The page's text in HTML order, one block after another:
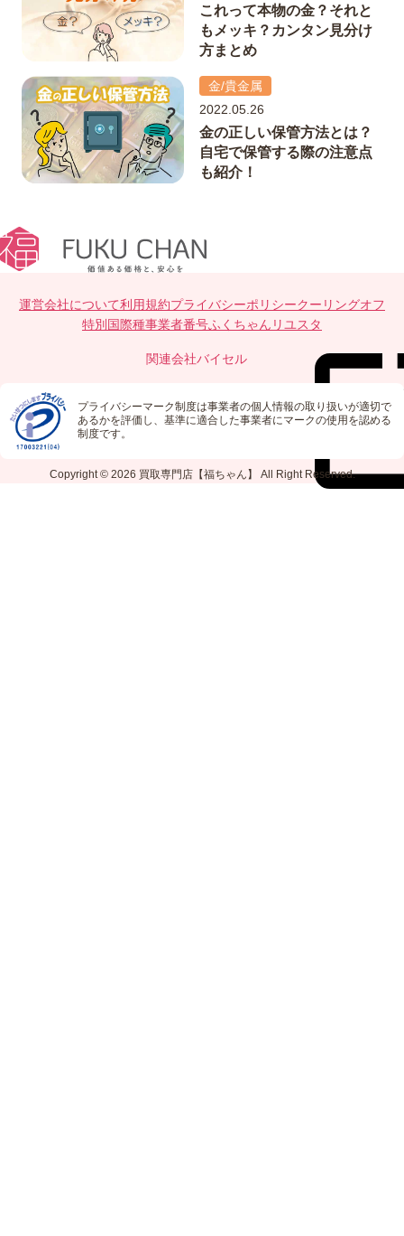
これって本物の金？それと
もメッキ？カンタン見分け
方まとめ
金/貴金属
2022.05.26
金の正しい保管方法とは？
自宅で保管する際の注意点
も紹介！
運営会社について利用規約プライバシーポリシークーリングオフ
特別国際種事業者番号ふくちゃんリユスタ
関連会社バイセル
プライバシーマーク制度は事業者の個人情報の取り扱いが適切で
あるかを評価し、基準に適合した事業者にマークの使用を認める
制度です。
Copyright © 2026 買取専門店【福ちゃん】 All Right Reserved.